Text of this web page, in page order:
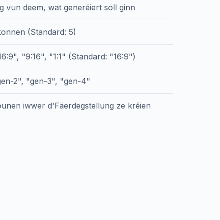
vun deem, wat generéiert soll ginn
(Standard: 5)
"9:16", "1:1" (Standard: "16:9")
2", "gen-3", "gen-4"
iwwer d'Fäerdegstellung ze kréien